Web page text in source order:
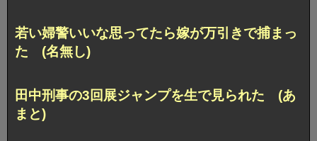
若い婦警いいな思ってたら嫁が万引きで捕まっ
た (名無し)
田中刑事の3回展ジャンプを生で見られた (あ
まと)